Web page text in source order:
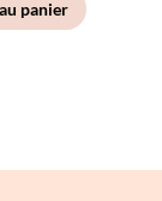
panier